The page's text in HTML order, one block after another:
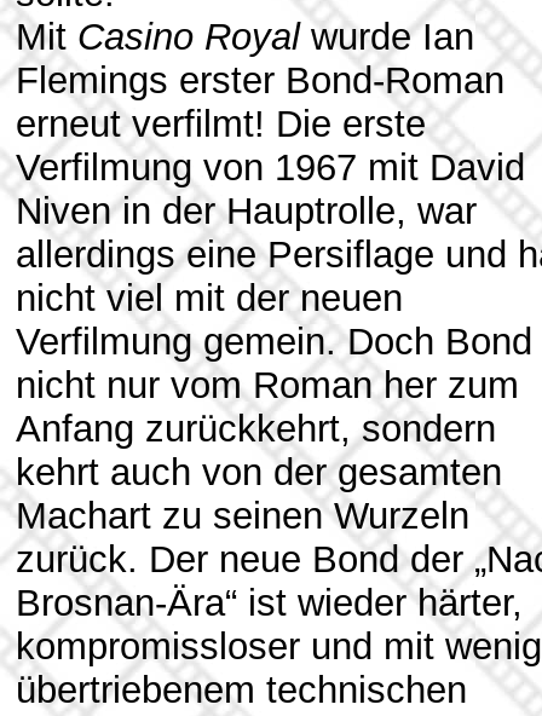
Mit Casino Royalwurde Ian
Flemings erster Bond-Roman
erneut verfilmt! Die erste
Verfilmung von 1967 mit David
Niven in der Hauptrolle, war
allerdings eine Persiflage und
nicht viel mit der neuen
Verfilmung gemein. Doch
nicht nur vom Roman her zum
Anfang zurückkehrt, sondern
kehrt auch von der gesamten
Machart zu seinen Wurzeln
zurück. Der neue Bond der
Brosnan-Ära“ ist wieder härter,
kompromissloser und mit
übertriebenem technischen